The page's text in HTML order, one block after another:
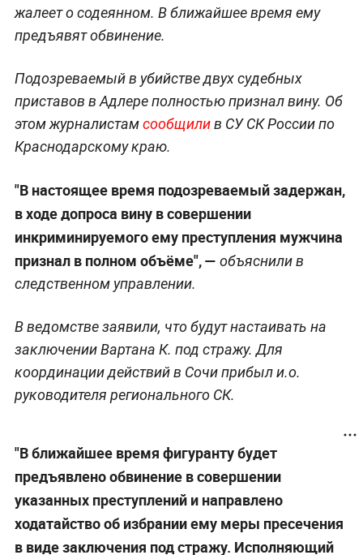
жалеет о содеянном. В ближайшее время ему
предъявят обвинение.
Подозреваемый в убийстве двух судебных
приставов в Адлере полностью признал вину. Об
этом журналистамсообщилив СУ СК России по
Краснодарскому краю.
"В настоящее время подозреваемый задержан,
в ходе допроса вину в совершении
инкриминируемого ему преступления мужчина
признал в полном объёме", — объяснили в
следственном управлении.
В ведомстве заявили, что будут настаивать на
заключении Вартана К. под стражу. Для
координации действий в Сочи прибыл и.о.
руководителя регионального СК.
"В ближайшее время фигуранту будет
предъявлено обвинение в совершении
указанных преступлений и направлено
ходатайство об избрании ему меры пресечения
в виде заключения под стражу. Исполняющий